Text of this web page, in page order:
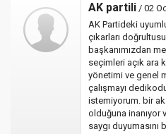
AK partili / 02
AK Partideki
çıkarları
başkanımızdan
seçimleri açık ara
yönetimi ve genel
çalışmayı
istemiyorum. bir
olduğuna inanıyor
saygı duyumasını